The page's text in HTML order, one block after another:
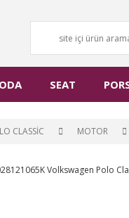
SEAT
CLASSİC MOTOR